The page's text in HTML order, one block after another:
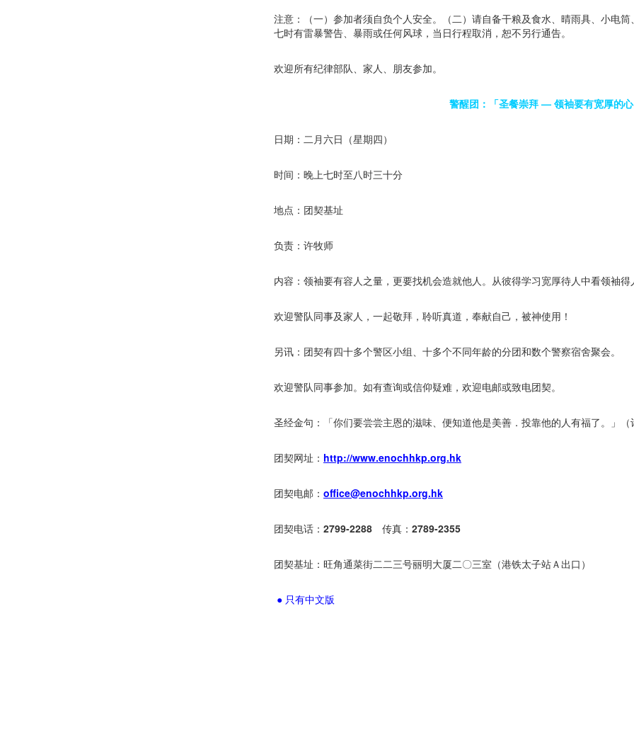
注意：（一）参加者须自负个人安全。（二）请自备干粮及食水、晴雨具、小电
七时有雷暴警告、暴雨或任何风球，当日行程取消，恕不另行通告。
欢迎所有纪律部队、家人、朋友参加。
警醒团：「圣餐崇拜 — 领袖要有宽厚的心
日期：二月六日（星期四）
时间：晚上七时至八时三十分
地点：团契基址
负责：许牧师
内容：领袖要有容人之量，更要找机会造就他人。从彼得学习宽厚待人中看领袖得
欢迎警队同事及家人，一起敬拜，聆听真道，奉献自己，被神使用！
另讯：团契有四十多个警区小组、十多个不同年龄的分团和数个警察宿舍聚会。
欢迎警队同事参加。如有查询或信仰疑难，欢迎电邮或致电团契。
圣经金句：「你们要尝尝主恩的滋味、便知道他是美善．投靠他的人有福了。」（
团契网址： http://www.enochhkp.org.hk
团契电邮： office@enochhkp.org.hk
团契电话： 2799-2288 传真： 2789-2355
团契基址：旺角通菜街二二三号丽明大厦二〇三室（港铁太子站Ａ出口）
● 只有中文版